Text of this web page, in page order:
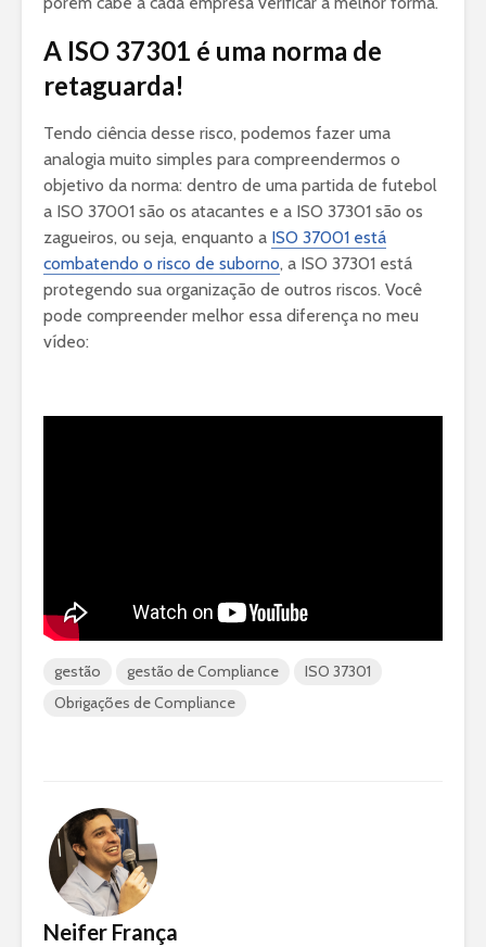
A ISO 37301 é uma norma de
retaguarda!
Tendo ciência desse risco, podemos fazer uma
analogia muito simples para compreendermos o
objetivo da norma: dentro de uma partida de futebol
a ISO 37001 são os atacantes e a ISO 37301 são os
zagueiros, ou seja, enquanto a ISO 37001 está
combatendo o risco de suborno, a ISO 37301 está
protegendo sua organização de outros riscos. Você
pode compreender melhor essa diferença no meu
vídeo:
gestão gestão de Compliance
ISO 37301
Obrigações de Compliance
Neifer França